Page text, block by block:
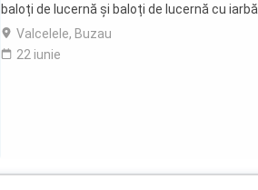
baloți de lucernă și baloți de lucernă cu iarbă
Valcelele, Buzau
22 iunie